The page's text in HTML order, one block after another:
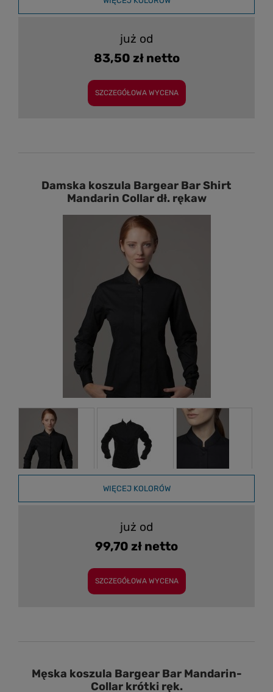
już od
83,50 zł netto
SZCZEGÓŁOWA WYCENA
Damska koszula Bargear Bar Shirt
Mandarin Collar dł. rękaw
WIĘCEJ KOLORÓW
już od
99,70 zł netto
SZCZEGÓŁOWA WYCENA
Męska koszula Bargear Bar Mandarin-
Collar krótki ręk.